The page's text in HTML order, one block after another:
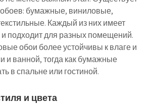
бумажные, виниловые,
Каждый из них имеет
подходит для разных помещений.
обои более устойчивы к влаге и
и ванной, тогда как бумажные
в спальне или гостиной.
и цвета